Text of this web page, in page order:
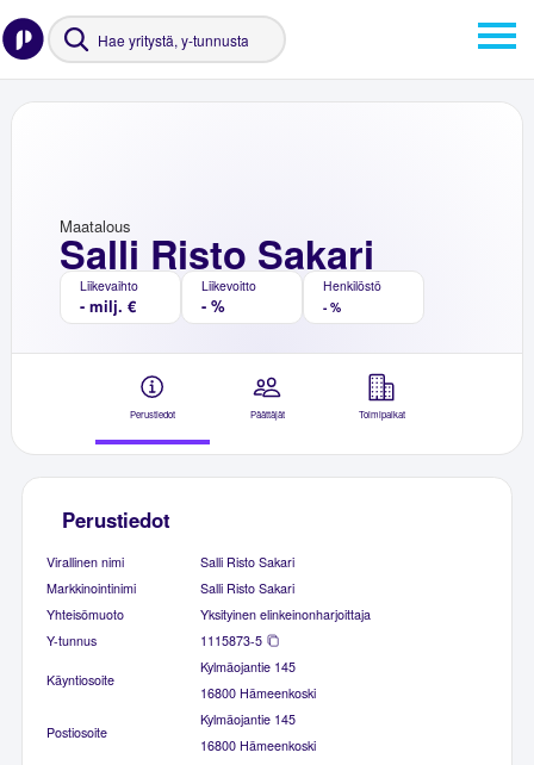
Salli Risto Sakari
Maatalous
Liikevaihto
- milj. €
Liikevoitto
- %
Henkilöstö
- %
Perustiedot Päättäjät Toimipaikat
Perustiedot
Virallinen nimi
Salli Risto Sakari
Markkinointinimi
Salli Risto Sakari
Yhteisömuoto
Yksityinen elinkeinonharjoittaja
Y-tunnus
1115873-5
Käyntiosoite
Kylmäojantie 145
16800 Hämeenkoski
Postiosoite
Kylmäojantie 145
16800 Hämeenkoski